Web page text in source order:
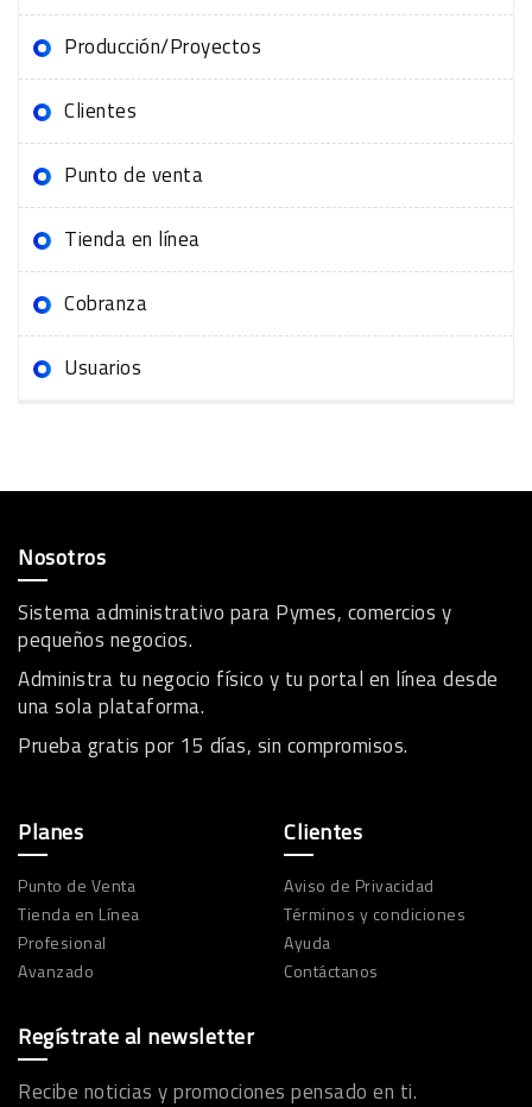
Producción/Proyectos
Clientes
Punto de venta
Tienda en línea
Cobranza
Usuarios
Nosotros
Sistema administrativo para Pymes, comercios y
pequeños negocios.
Administra tu negocio físico y tu portal en línea desde
una sola plataforma.
Prueba gratis por 15 días, sin compromisos.
Planes
Punto de Venta
Tienda en Línea
Profesional
Avanzado
Clientes
Aviso de Privacidad
Términos y condiciones
Ayuda
Contáctanos
Regístrate al newsletter
Recibe noticias y promociones pensado en ti.